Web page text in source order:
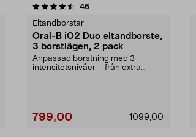
46recensioner
Eltandborstar
Oral-B iO2 Duo eltandborste,
3 borstlägen, 2 pack
Anpassad borstning med 3
intensitetsnivåer – från extra
799,00 1099,00
4.0 av 5 stjärnor